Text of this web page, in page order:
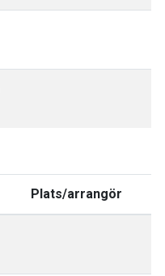
Plats/arrangör